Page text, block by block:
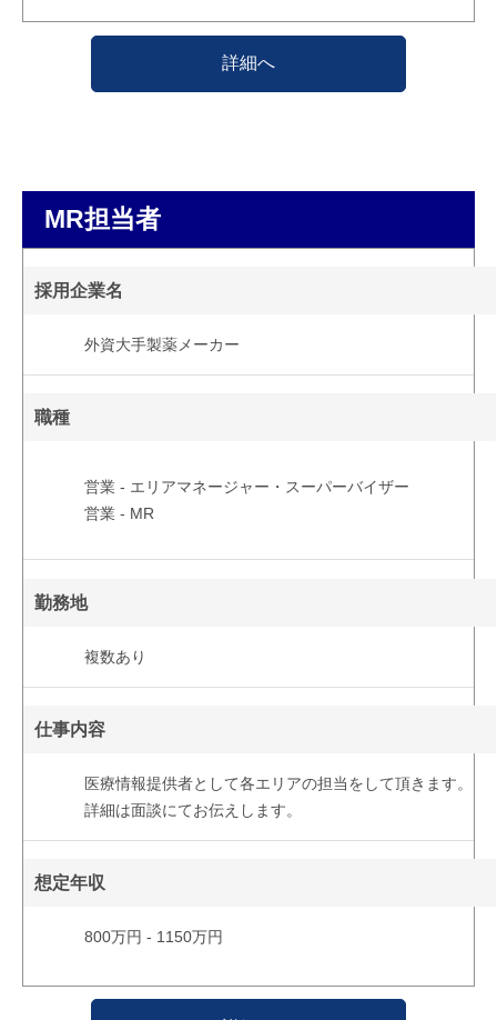
詳細へ
MR担当者
採用企業名
外資大手製薬メーカー
職種
営業 - エリアマネージャー・スーパーバイザー
営業 - MR
勤務地
複数あり
仕事内容
医療情報提供者として各エリアの担当をして頂きます。
詳細は面談にてお伝えします。
想定年収
800万円 - 1150万円